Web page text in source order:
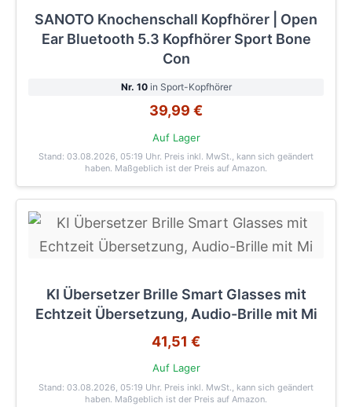
SANOTO Knochenschall Kopfhörer | Open
Ear Bluetooth 5.3 Kopfhörer Sport Bone
Con
Nr. 10in Sport-Kopfhörer
39,99 €
Auf Lager
Stand: 03.08.2026, 05:19 Uhr. Preis inkl. MwSt., kann sich geändert
haben. Maßgeblich ist der Preis auf Amazon.
KI Übersetzer Brille Smart Glasses mit
Echtzeit Übersetzung, Audio-Brille mit Mi
41,51 €
Auf Lager
Stand: 03.08.2026, 05:19 Uhr. Preis inkl. MwSt., kann sich geändert
haben. Maßgeblich ist der Preis auf Amazon.